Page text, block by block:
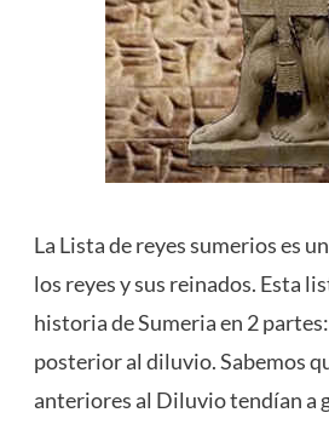
La Lista de reyes sumerios es
los reyes y sus reinados. Esta
historia de Sumeria en 2
posterior al diluvio. Sabemos
anteriores al Diluvio tendían a